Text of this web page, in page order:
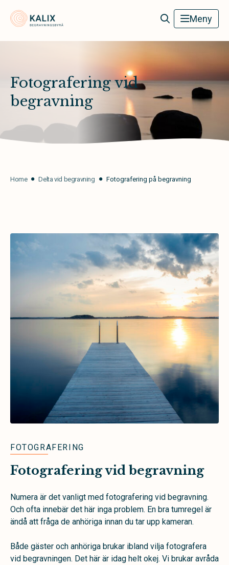
Meny
Fotografering vid
begravning
Home Delta vid begravning Fotografering på begravning
FOTOGRAFERING
Fotografering vid begravning
Numera är det vanligt med fotografering vid begravning.
Och ofta innebär det här inga problem. En bra tumregel är
ändå att fråga de anhöriga innan du tar upp kameran.
Både gäster och anhöriga brukar ibland vilja fotografera
vid begravningen. Det här är idag helt okej. Vi brukar avråda